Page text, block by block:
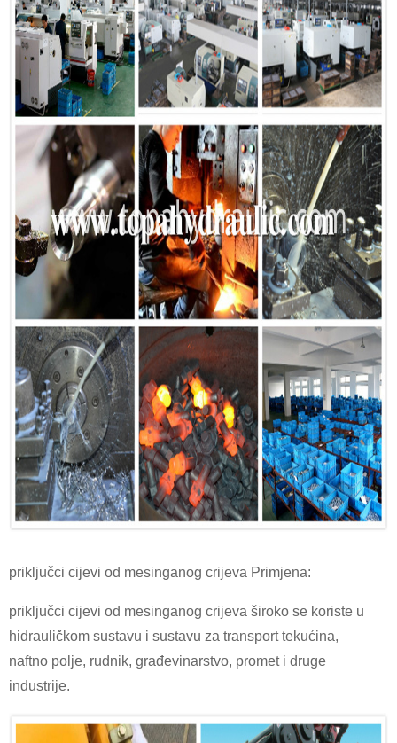
priključci cijevi od mesinganog crijeva Primjena:
priključci cijevi od mesinganog crijeva široko se koriste u
hidrauličkom sustavu i sustavu za transport tekućina,
naftno polje, rudnik, građevinarstvo, promet i druge
industrije.